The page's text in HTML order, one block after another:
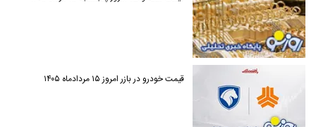
قیمت خودرو در بازر امروز ۱۵ مردادماه ۱۴۰۵